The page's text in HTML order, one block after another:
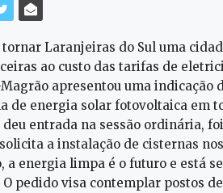
tornar Laranjeiras do Sul uma
ao custo das tarifas de
apresentou uma indicação
de energia solar fotovoltaica em
deu entrada na sessão ordinária,
a instalação de cisternas
a energia limpa é o futuro e está
pedido visa contemplar postos